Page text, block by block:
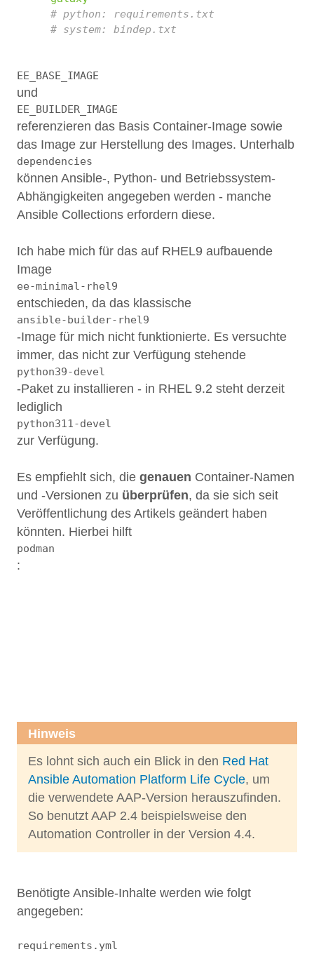
# python: requirements.txt
# system: bindep.txt
EE_BASE_IMAGE
und
EE_BUILDER_IMAGE
referenzieren das Basis Container-Image sowie
das Image zur Herstellung des Images. Unterhalb
dependencies
können Ansible-, Python- und Betriebssystem-
Abhängigkeiten angegeben werden - manche
Ansible Collections erfordern diese.
Ich habe mich für das auf RHEL9 aufbauende
Image
ee-minimal-rhel9
entschieden, da das klassische
ansible-builder-rhel9
-Image für mich nicht funktionierte. Es versuchte
immer, das nicht zur Verfügung stehende
python39-devel
-Paket zu installieren - in RHEL 9.2 steht derzeit
lediglich
python311-devel
zur Verfügung.
Es empfiehlt sich, die genauen Container-Namen
und -Versionen zu überprüfen, da sie sich seit
Veröffentlichung des Artikels geändert haben
könnten. Hierbei hilft
podman
:
Hinweis
Es lohnt sich auch ein Blick in den Red Hat
Ansible Automation Platform Life Cycle, um
die verwendete AAP-Version herauszufinden.
So benutzt AAP 2.4 beispielsweise den
Automation Controller in der Version 4.4.
Benötigte Ansible-Inhalte werden wie folgt
angegeben:
requirements.yml